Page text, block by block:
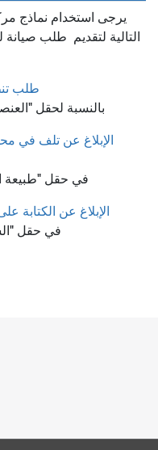
التالية لتقديم طلب صيانة
طلب
بالنسبة لحقل
الإبلاغ عن تلف في
في حقل "طبيعة
الإبلاغ عن الكتابة
في حقل